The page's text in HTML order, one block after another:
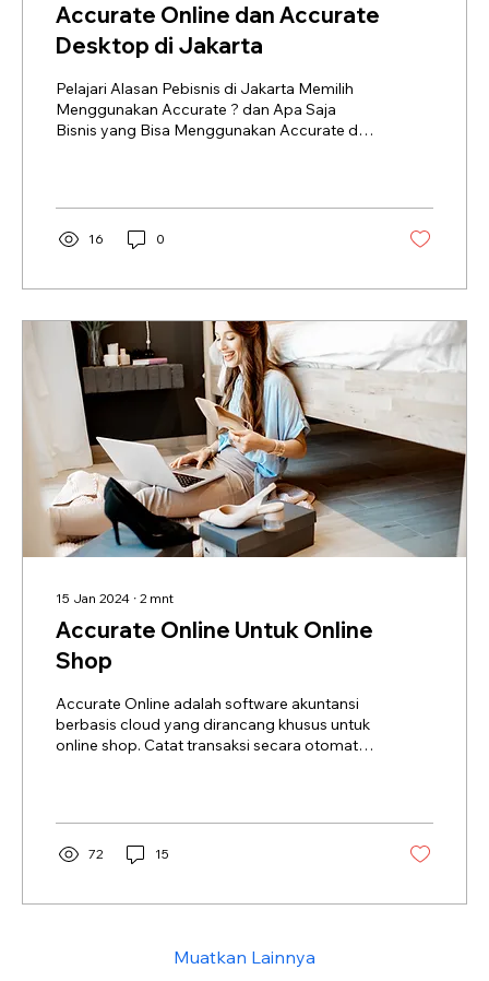
Accurate Online dan Accurate
Desktop di Jakarta
Pelajari Alasan Pebisnis di Jakarta Memilih
Menggunakan Accurate ? dan Apa Saja
Bisnis yang Bisa Menggunakan Accurate di
16 0
15 Jan 2024 ∙ 2 mnt
Accurate Online Untuk Online
Shop
Accurate Online adalah software akuntansi
berbasis cloud yang dirancang khusus untuk
online shop. Catat transaksi secara otomatis,
Mudah digunakan bahkan tanpa latar
belakang akuntansi!
72 15
Muatkan Lainnya